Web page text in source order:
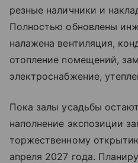
резные наличники и
Полностью обновлены
налажена вентиляция,
отопление помещений,
электроснабжение,
Пока залы усадьбы
наполнение экспозиции
торжественному
апреля 2027 года.